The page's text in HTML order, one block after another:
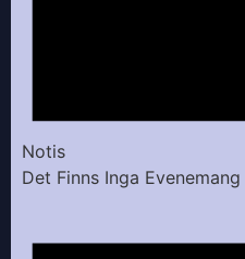
Notis
Det Finns Inga